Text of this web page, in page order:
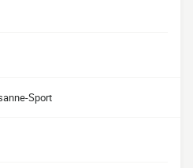
Sport